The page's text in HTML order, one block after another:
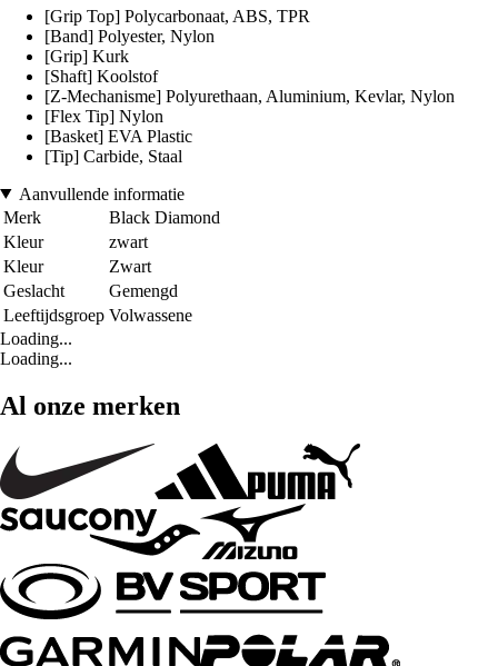
[Grip Top] Polycarbonaat, ABS, TPR
[Band] Polyester, Nylon
[Grip] Kurk
[Shaft] Koolstof
[Z-Mechanisme] Polyurethaan, Aluminium, Kevlar, Nylon
[Flex Tip] Nylon
[Basket] EVA Plastic
[Tip] Carbide, Staal
Aanvullende informatie
Merk
Black Diamond
Kleur
zwart
Kleur
Zwart
Geslacht
Gemengd
Leeftijdsgroep Volwassene
Loading...
Loading...
Al onze merken